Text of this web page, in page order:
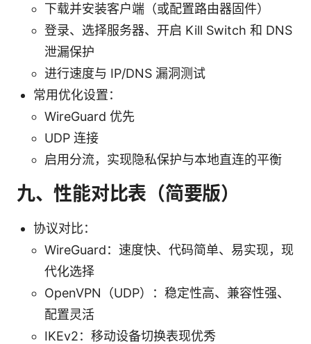
下载并安装客户端（或配置路由器固件）
登录、选择服务器、开启 Kill Switch 和 DNS
泄漏保护
进行速度与 IP/DNS 漏洞测试
常用优化设置：
WireGuard 优先
UDP 连接
启用分流，实现隐私保护与本地直连的平衡
九、性能对比表（简要版）
协议对比：
WireGuard：速度快、代码简单、易实现，现
代化选择
OpenVPN（UDP）：稳定性高、兼容性强、
配置灵活
IKEv2：移动设备切换表现优秀